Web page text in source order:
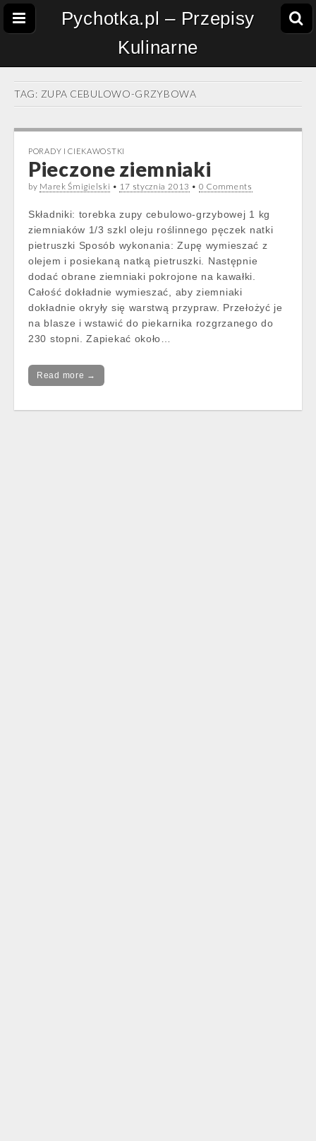
Pychotka.pl – Przepisy
Kulinarne
TAG: ZUPA CEBULOWO-GRZYBOWA
PORADY I CIEKAWOSTKI
Pieczone ziemniaki
by Marek Śmigielski • 17 stycznia 2013 • 0 Comments
Składniki: torebka zupy cebulowo-grzybowej 1 kg
ziemniaków 1/3 szkl oleju roślinnego pęczek natki
pietruszki Sposób wykonania: Zupę wymieszać z
olejem i posiekaną natką pietruszki. Następnie
dodać obrane ziemniaki pokrojone na kawałki.
Całość dokładnie wymieszać, aby ziemniaki
dokładnie okryły się warstwą przypraw. Przełożyć je
na blasze i wstawić do piekarnika rozgrzanego do
230 stopni. Zapiekać około…
Read more →